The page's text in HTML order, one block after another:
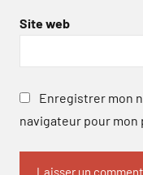
Site web
Enregistrer mon
navigateur pour mon